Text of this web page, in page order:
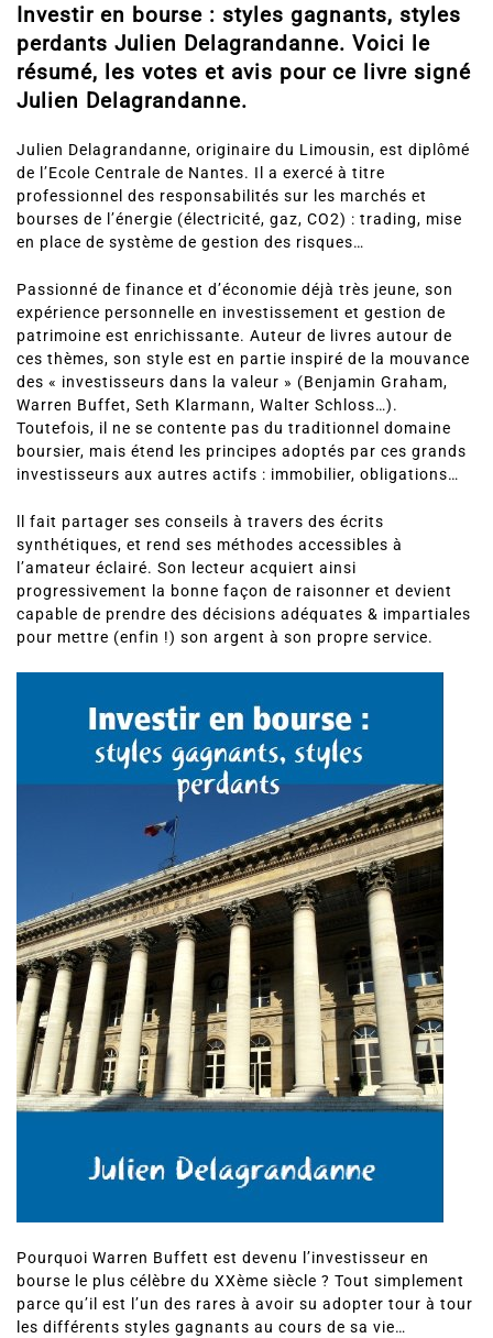
Investir en bourse : styles gagnants, styles
perdants Julien Delagrandanne. Voici le
résumé, les votes et avis pour ce livre signé
Julien Delagrandanne.
Julien Delagrandanne, originaire du Limousin, est diplômé
de l’Ecole Centrale de Nantes. Il a exercé à titre
professionnel des responsabilités sur les marchés et
bourses de l’énergie (électricité, gaz, CO2) : trading, mise
en place de système de gestion des risques…
Passionné de finance et d’économie déjà très jeune, son
expérience personnelle en investissement et gestion de
patrimoine est enrichissante. Auteur de livres autour de
ces thèmes, son style est en partie inspiré de la mouvance
des « investisseurs dans la valeur » (Benjamin Graham,
Warren Buffet, Seth Klarmann, Walter Schloss…).
Toutefois, il ne se contente pas du traditionnel domaine
boursier, mais étend les principes adoptés par ces grands
investisseurs aux autres actifs : immobilier, obligations…
ll fait partager ses conseils à travers des écrits
synthétiques, et rend ses méthodes accessibles à
l’amateur éclairé. Son lecteur acquiert ainsi
progressivement la bonne façon de raisonner et devient
capable de prendre des décisions adéquates & impartiales
pour mettre (enfin !) son argent à son propre service.
Pourquoi Warren Buffett est devenu l’investisseur en
bourse le plus célèbre du XXème siècle ? Tout simplement
parce qu’il est l’un des rares à avoir su adopter tour à tour
les différents styles gagnants au cours de sa vie…